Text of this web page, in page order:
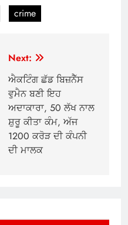
crime
Next:
ਐਕਟਿੰਗ ਛੱਡ ਬਿਜ਼ਨੈੱਸ
ਵੁਮੈਨ ਬਣੀ ਇਹ
ਅਦਾਕਾਰਾ, 50 ਲੱਖ ਨਾਲ
ਸ਼ੁਰੂ ਕੀਤਾ ਕੰਮ, ਅੱਜ
1200 ਕਰੋੜ ਦੀ ਕੰਪਨੀ
ਦੀ ਮਾਲਕ